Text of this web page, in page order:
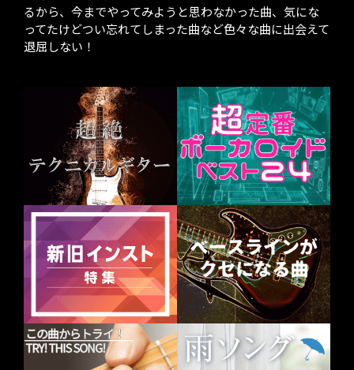
るから、今までやってみようと思わなかった曲、気にな
ってたけどつい忘れてしまった曲など色々な曲に出会えて
退屈しない！